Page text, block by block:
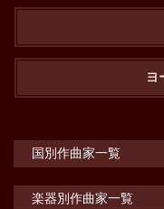
ヨ
国別作曲家一覧
楽器別作曲家一覧